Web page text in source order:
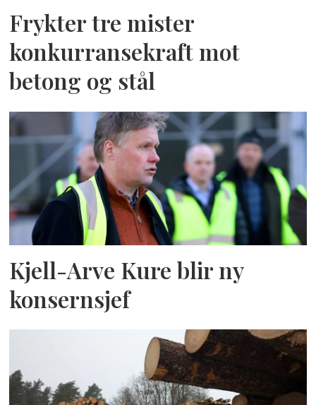
Frykter tre mister
konkurransekraft mot
betong og stål
Kjell-Arve Kure blir ny
konsernsjef